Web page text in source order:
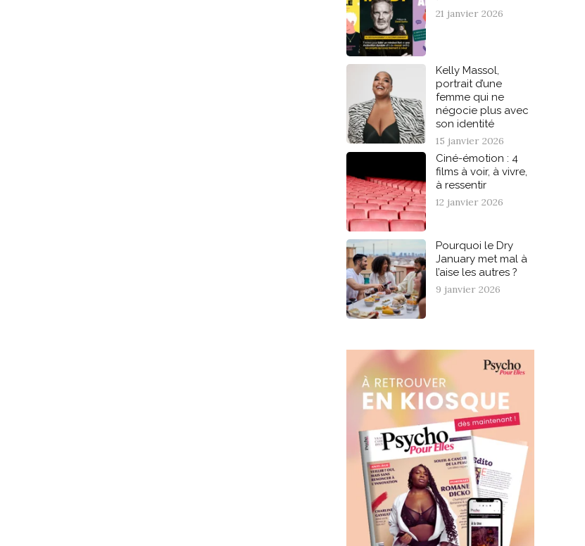
21 janvier 2026
Kelly Massol,
portrait d’une
femme qui ne
négocie plus avec
son identité
15 janvier 2026
Ciné-émotion : 4
films à voir, à vivre,
à ressentir
12 janvier 2026
Pourquoi le Dry
January met mal à
l’aise les autres ?
9 janvier 2026